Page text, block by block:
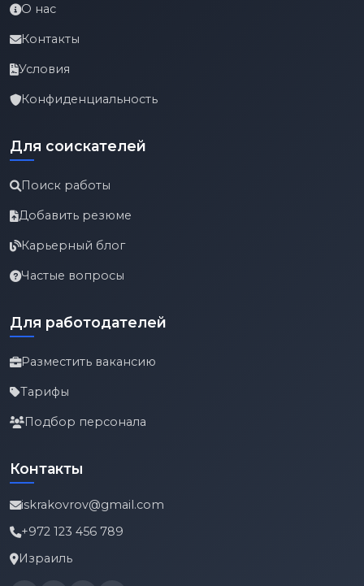
О нас
Контакты
Условия
Конфиденциальность
Для соискателей
Поиск работы
Добавить резюме
Карьерный блог
Частые вопросы
Для работодателей
Разместить вакансию
Тарифы
Подбор персонала
Контакты
iskrakovrov@gmail.com
+972 123 456 789
Израиль